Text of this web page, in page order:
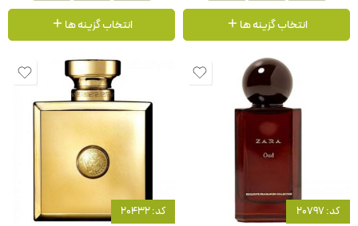
انتخاب گزینه ها انتخاب گزینه ها
کد: 20797 کد: 20432